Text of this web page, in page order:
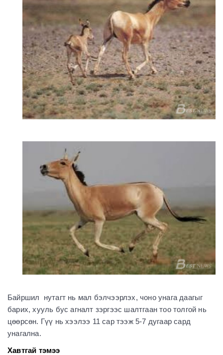
Байршил нутагт нь мал бэлчээрлэх, чоно унага даагыг
барих, хууль бус агналт зэргээс шалтгаан тоо толгой нь
цөөрсөн. Гүү нь хээлээ 11 сар тээж 5-7 дугаар сард
унагална.
Хавтгай тэмээ